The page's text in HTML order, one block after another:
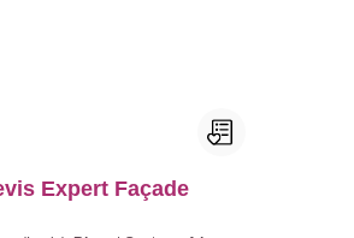
Expert Façade